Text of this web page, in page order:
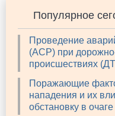
Популярное
Проведение
(АСР) при
происшествиях
Поражающие
нападения и их
обстановку в